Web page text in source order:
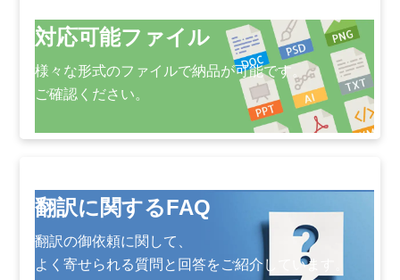
対応可能ファイル
様々な形式のファイルで納品が可能です。
ご確認ください。
翻訳に関するFAQ
翻訳の御依頼に関して、
よく寄せられる質問と回答をご紹介しています。